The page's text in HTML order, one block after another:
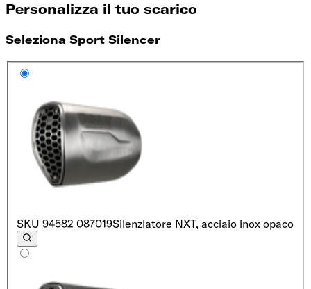
Personalizza il tuo scarico
Seleziona Sport Silencer
SKU 94582 087019Silenziatore NXT, acciaio inox opaco